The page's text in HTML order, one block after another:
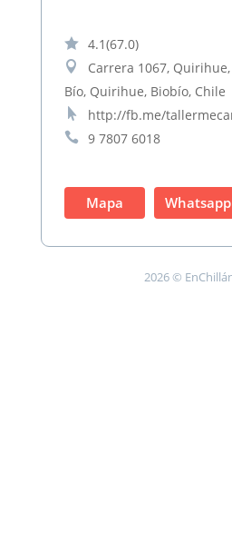
 4.1(67.0)

Carrera 1067,
Bío, Quirihue, Biobío, Chile
 http://fb.me/
 9 7807 6018
Mapa Whatsapp
2026 ©